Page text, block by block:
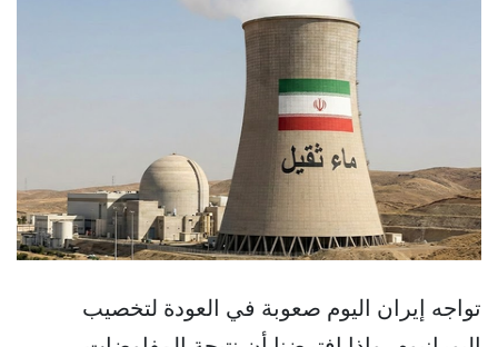
تواجه إيران اليوم صعوبة في العودة لتخصيب